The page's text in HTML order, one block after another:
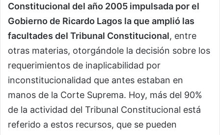
Constitucional del año 2005 impulsada por el
Gobierno de Ricardo Lagos la que amplió las
facultades del Tribunal Constitucional, entre
otras materias, otorgándole la decisión sobre los
requerimientos de inaplicabilidad por
inconstitucionalidad que antes estaban en
manos de la Corte Suprema. Hoy, más del 90%
de la actividad del Tribunal Constitucional está
referido a estos recursos, que se pueden